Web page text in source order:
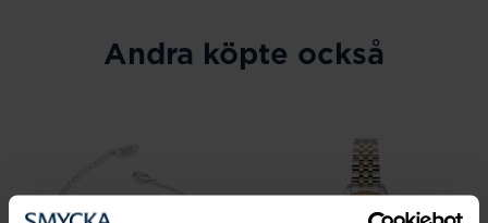
Andra köpte också